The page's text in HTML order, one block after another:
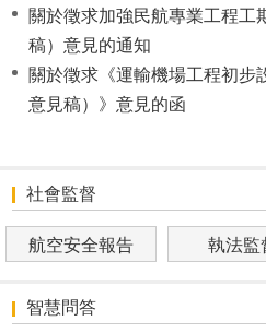
關於徵求加強民航專業工程工
稿）意見的通知
關於徵求《運輸機場工程初步
意見稿）》意見的函
社會監督
航空安全報告 執法監
智慧問答